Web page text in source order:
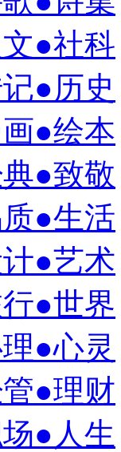
●社科
●历史
●绘本
●致敬
●生活
●艺术
●世界
●心灵
●理财
●人生